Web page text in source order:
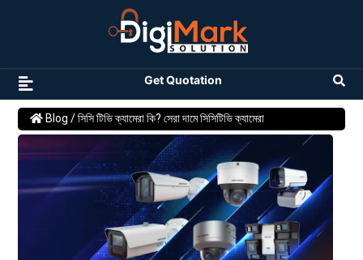
Get Quotation
Blog / সিসি টিভি ক্যামেরা কি? সেরা দামে সিসিটিভি ক্যামেরা